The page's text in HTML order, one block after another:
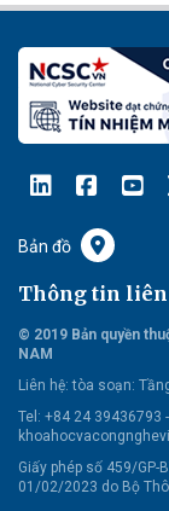
Bản đồ
Thông tin liên
© 2019 Bản quyền
NAM
Liên hệ: tòa soạn:
Tel: +84 24 39436793
Giấy phép số 459/GP-
01/02/2023 do Bộ